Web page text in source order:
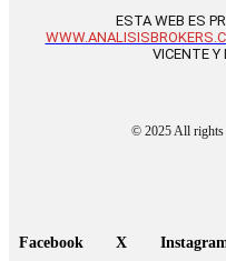
ESTA WEB ES
VICENTE
© 2025 All rights
Facebook
X